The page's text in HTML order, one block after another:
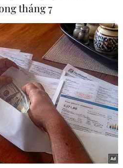
lập vào năm 2018 với
khoáng hậu lọt vào đến
động toàn châu Á.
châu Á 2022 sẽ diễn ra
1-19/6/2022./.
(TTXVN/Vietnam+)
tháng 7